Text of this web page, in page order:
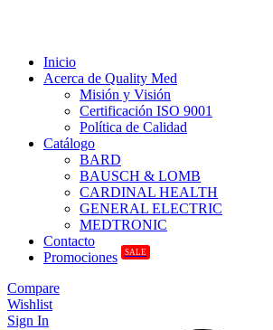
Inicio
Acerca de Quality Med
Misión y Visión
Certificación ISO 9001
Política de Calidad
Catálogo
BARD
BAUSCH & LOMB
CARDINAL HEALTH
GENERAL ELECTRIC
MEDTRONIC
Contacto
Promociones
SALE
Compare
Wishlist
Sign In